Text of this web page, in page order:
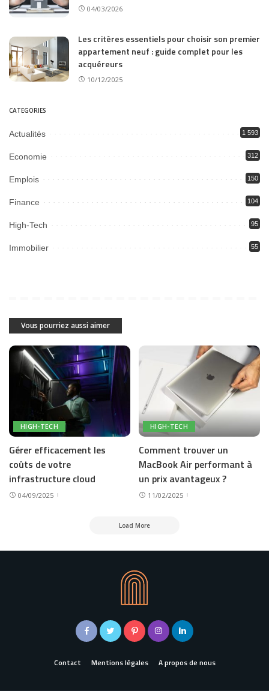
04/03/2026
Les critères essentiels pour choisir son premier
appartement neuf : guide complet pour les
acquéreurs
10/12/2025
CATEGORIES
Actualités 1 593
Economie 312
Emplois 150
Finance 104
High-Tech 95
Immobilier 55
Vous pourriez aussi aimer
HIGH-TECH
Gérer efficacement les
coûts de votre
infrastructure cloud
04/09/2025
HIGH-TECH
Comment trouver un
MacBook Air performant à
un prix avantageux ?
11/02/2025
Load More
Contact Mentions légales A propos de nous